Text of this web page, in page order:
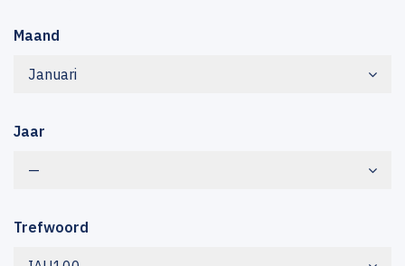
Maand
Januari
Jaar
—
Trefwoord